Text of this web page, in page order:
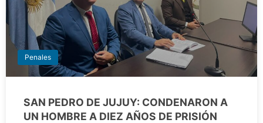
Penales
SAN PEDRO DE JUJUY: CONDENARON A
UN HOMBRE A DIEZ AÑOS DE PRISIÓN